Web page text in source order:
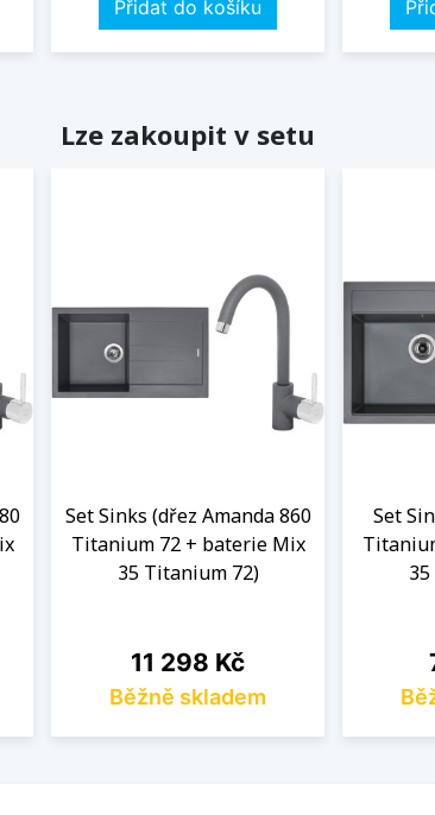
Přidat do košíku
Lze zakoupit v setu
Set Sinks (dřez Amanda 860
Titanium 72 + baterie Mix
35 Titanium 72)
Cena
11 298 Kč
Běžně skladem
Set